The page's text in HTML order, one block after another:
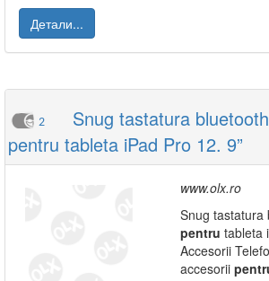
Детали...
2
Snug tastatura
pentru tableta iPad Pro 12. 9”
www.olx.ro
Snug tastatura
pentru tableta
Accesorii
accesorii